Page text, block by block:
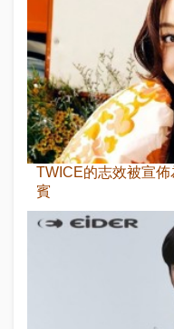
TWICE的志效被宣
賓